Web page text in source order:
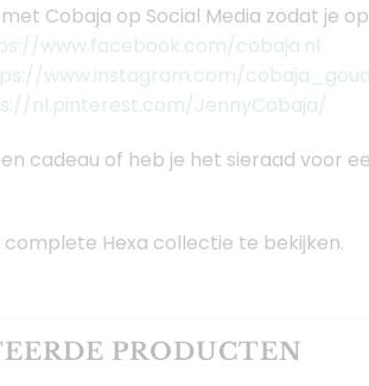
Cobaja op Social Media zodat je
www.facebook.com/cobaja.nl
www.instagram.com/
nl.pinterest.com/JennyCobaja/
cadeau of heb je het sieraad voor
complete Hexa collectie te bekijken.
PRODUCTEN